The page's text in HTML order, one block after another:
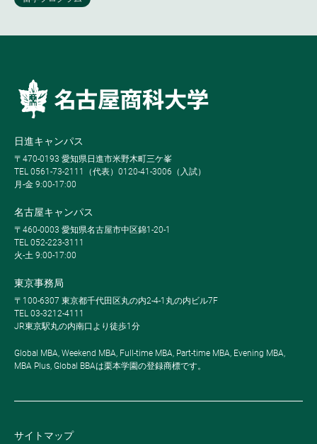
日進キャンパス
〒470-0193 愛知県日進市米野木町三ケ峯
TEL 0561-73-2111（代表）0120-41-3006（入試）
月-金 9:00-17:00
名古屋キャンパス
〒460-0003 愛知県名古屋市中区錦1-20-1
TEL 052-223-3111
火-土 9:00-17:00
東京事務局
〒100-6307 東京都千代田区丸の内2-4-1丸の内ビル7F
TEL 03-3212-4111
JR東京駅丸の内南口より徒歩1分
Global MBA, Weekend MBA, Full-time MBA, Part-time MBA, Evening MBA,
MBA Plus, Global BBAは栗本学園の登録商標です。
サイトマップ